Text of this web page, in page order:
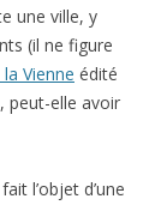
une ville, y
(il ne figure
Vienne édité
peut-elle avoir
l’objet d’une